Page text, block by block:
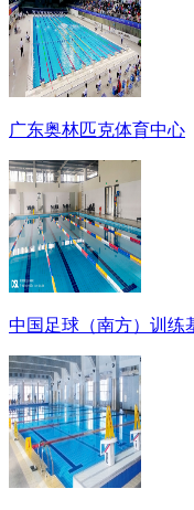
广东奥林匹克体育中心
中国足球（南方）训练